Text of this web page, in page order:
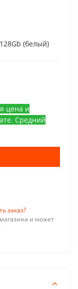
(белый)
цена и
Средний
заказ?
и может